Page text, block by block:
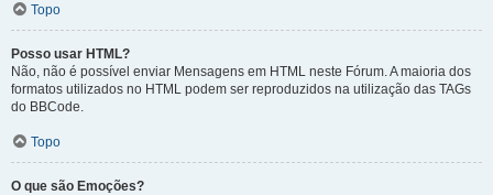
Topo
Posso usar HTML?
Não, não é possível enviar Mensagens em HTML neste Fórum. A maioria dos
formatos utilizados no HTML podem ser reproduzidos na utilização das TAGs
do BBCode.
Topo
O que são Emoções?